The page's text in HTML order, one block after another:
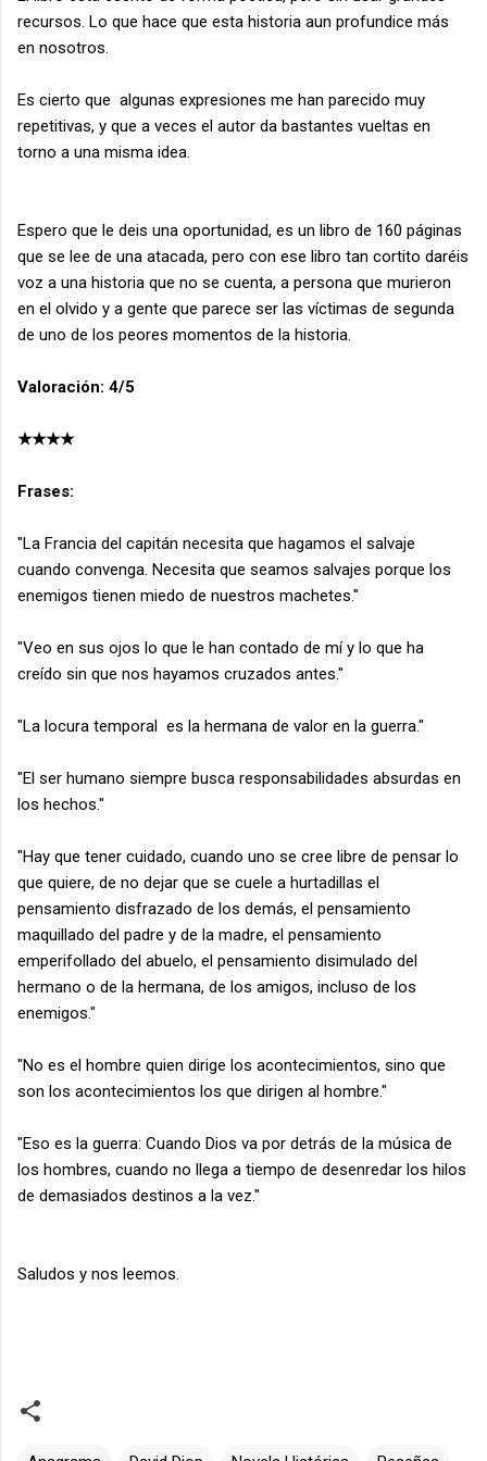
recursos. Lo que hace que esta historia aun profundice más
en nosotros.
Es cierto que algunas expresiones me han parecido muy
repetitivas, y que a veces el autor da bastantes vueltas en
torno a una misma idea.
Espero que le deis una oportunidad, es un libro de 160 páginas
que se lee de una atacada, pero con ese libro tan cortito daréis
voz a una historia que no se cuenta, a persona que murieron
en el olvido y a gente que parece ser las víctimas de segunda
de uno de los peores momentos de la historia.
Valoración: 4/5
★★★★
Frases:
"La Francia del capitán necesita que hagamos el salvaje
cuando convenga. Necesita que seamos salvajes porque los
enemigos tienen miedo de nuestros machetes."
"Veo en sus ojos lo que le han contado de mí y lo que ha
creído sin que nos hayamos cruzados antes."
"La locura temporal es la hermana de valor en la guerra."
"El ser humano siempre busca responsabilidades absurdas en
los hechos."
"Hay que tener cuidado, cuando uno se cree libre de pensar lo
que quiere, de no dejar que se cuele a hurtadillas el
pensamiento disfrazado de los demás, el pensamiento
maquillado del padre y de la madre, el pensamiento
emperifollado del abuelo, el pensamiento disimulado del
hermano o de la hermana, de los amigos, incluso de los
enemigos."
"No es el hombre quien dirige los acontecimientos, sino que
son los acontecimientos los que dirigen al hombre."
"Eso es la guerra: Cuando Dios va por detrás de la música de
los hombres, cuando no llega a tiempo de desenredar los hilos
de demasiados destinos a la vez."
Saludos y nos leemos.